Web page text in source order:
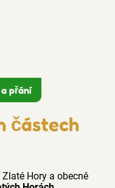
přání
částech
Hory a obecně